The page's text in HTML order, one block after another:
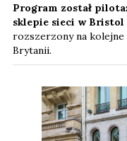
Program został
sklepie sieci w Bristol
rozszerzony na
Brytanii.